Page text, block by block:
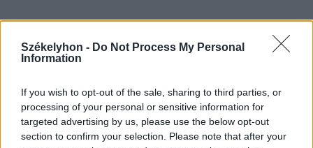
Székelyhon - Do Not Process My Personal
Information
If you wish to opt-out of the sale, sharing to third parties, or
processing of your personal or sensitive information for
targeted advertising by us, please use the below opt-out
section to confirm your selection. Please note that after your